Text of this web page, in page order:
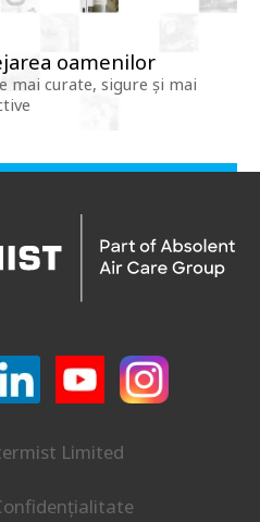
oamenilor
mai curate, sigure și mai
Limited